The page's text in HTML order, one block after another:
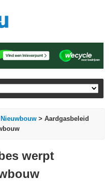
Nieuwbouw > Aardgasbeleid
werpt